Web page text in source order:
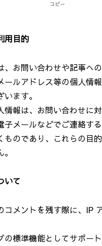
コピー
用目的
、お問い合わせや記事へ
ールアドレス等の個人情
ます。
情報は、お問い合わせに
子メールなどでご連絡す
ものであり、これらの目
いて
コメントを残す際に、IP
の標準機能としてサポー